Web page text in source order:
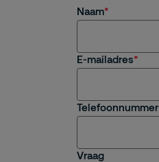
Naam
E-mailadres
Telefoonnummer
Vraag